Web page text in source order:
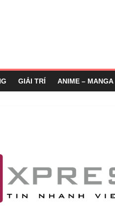
GIẢI TRÍ ANIME – MANGA